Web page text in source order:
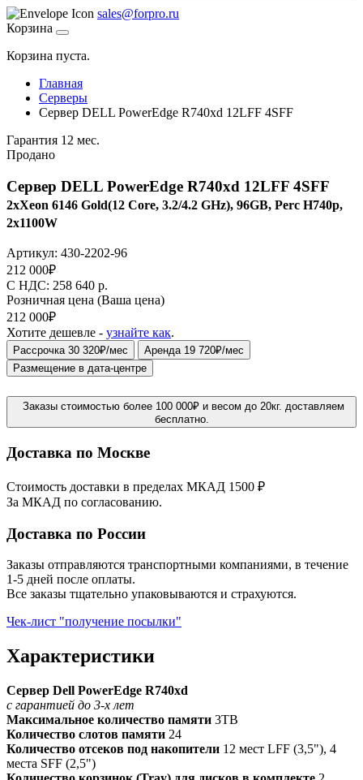
sales@forpro.ru
Корзина
Корзина пуста.
Главная
Серверы
Сервер DELL PowerEdge R740xd 12LFF 4SFF
Гарантия 12 мес.
Продано
Сервер DELL PowerEdge R740xd 12LFF 4SFF
2xXeon 6146 Gold(12 Core, 3.2/4.2 GHz), 96GB, Perc H740p,
2x1100W
Артикул: 430-2202-96
212 000₽
C НДС: 258 640 р.
Розничная цена (Ваша цена)
212 000₽
Хотите дешевле - узнайте как.
Рассрочка 30 320₽/мес
Аренда 19 720₽/мес
Размещение в дата-центре
Заказы стоимостью более 100 000₽ и весом до 20кг. доставляем
бесплатно.
Доставка по Москве
Стоимость доставки в пределах МКАД 1500 ₽
За МКАД по согласованию.
Доставка по России
Заказы отправляются транспортными компаниями, в течение
1-5 дней после оплаты.
Все заказы тщательно упаковываются и страхуются.
Чек-лист "получение посылки"
Характеристики
Сервер Dell PowerEdge R740xd
с гарантией до 3-х лет
Максимальное количество памяти 3TB
Количество слотов памяти 24
Количество отсеков под накопители 12 мест LFF (3,5"), 4
места SFF (2,5")